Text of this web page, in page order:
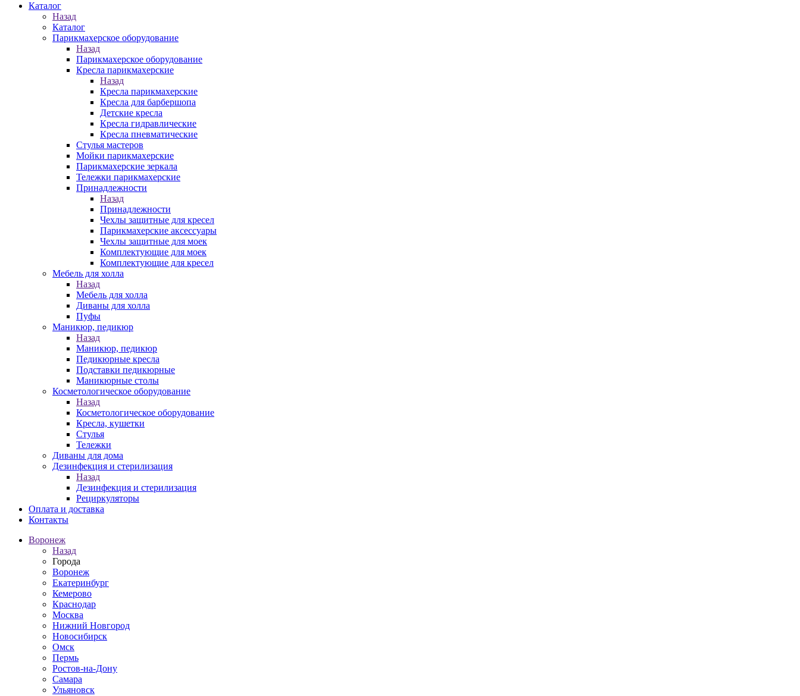
Каталог
Назад
Каталог
Парикмахерское оборудование
Назад
Парикмахерское оборудование
Кресла парикмахерские
Назад
Кресла парикмахерские
Кресла для барбершопа
Детские кресла
Кресла гидравлические
Кресла пневматические
Стулья мастеров
Мойки парикмахерские
Парикмахерские зеркала
Тележки парикмахерские
Принадлежности
Назад
Принадлежности
Чехлы защитные для кресел
Парикмахерские аксессуары
Чехлы защитные для моек
Комплектующие для моек
Комплектующие для кресел
Мебель для холла
Назад
Мебель для холла
Диваны для холла
Пуфы
Маникюр, педикюр
Назад
Маникюр, педикюр
Педикюрные кресла
Подставки педикюрные
Маникюрные столы
Косметологическое оборудование
Назад
Косметологическое оборудование
Кресла, кушетки
Стулья
Тележки
Диваны для дома
Дезинфекция и стерилизация
Назад
Дезинфекция и стерилизация
Рециркуляторы
Оплата и доставка
Контакты
Воронеж
Назад
Города
Воронеж
Екатеринбург
Кемерово
Краснодар
Москва
Нижний Новгород
Новосибирск
Омск
Пермь
Ростов-на-Дону
Самара
Ульяновск